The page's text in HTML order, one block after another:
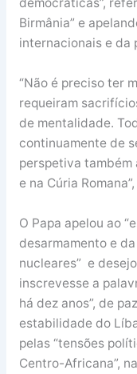
Birmânia” e
internacionais e da
“Não é preciso ter
requeiram
de mentalidade.
continuamente de
perspetiva também
e na Cúria
O Papa apelou ao
desarmamento e
nucleares” e
inscrevesse a
há dez anos”, de
estabilidade do
pelas “tensões
Centro-Africana”,